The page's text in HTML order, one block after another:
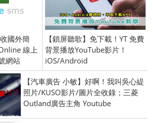
國外簡
線上
網站
【鎖屏聽歌】免下載！YT 免費
背景播放YouTube影片！
iOS/Android
【汽車廣告 小敏】好啊！我叫吳心緹
照片/KUSO影片/圖片全收錄；三菱
Outland廣告主角 Youtube